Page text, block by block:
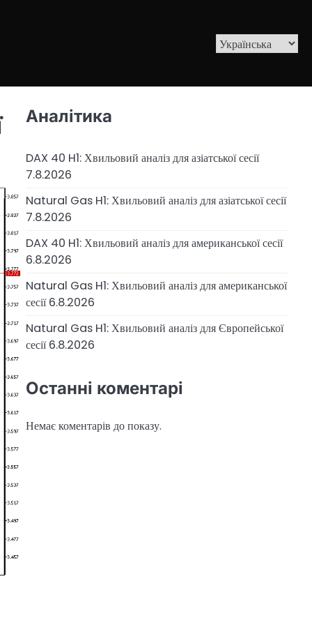
Аналітика
DAX 40 H1: Хвильовий аналіз для азіатської сесії
7.8.2026
Natural Gas H1: Хвильовий аналіз для азіатської сесії
7.8.2026
DAX 40 H1: Хвильовий аналіз для американської сесії
6.8.2026
Natural Gas H1: Хвильовий аналіз для американської
сесії 6.8.2026
Natural Gas H1: Хвильовий аналіз для Європейської
сесії 6.8.2026
Останні коментарі
Немає коментарів до показу.